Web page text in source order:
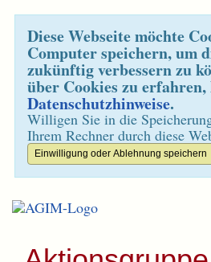
Diese Webseite möchte
Computer speichern, um
zukünftig verbessern zu
über Cookies zu
Datenschutzhinweise.
Willigen Sie in die
Ihrem Rechner durch diese